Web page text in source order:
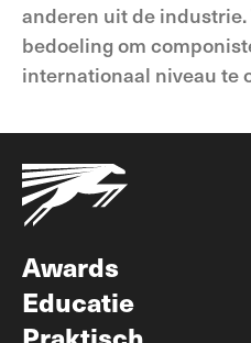
anderen uit de industrie.
bedoeling om
internationaal niveau te
Awards
Educatie